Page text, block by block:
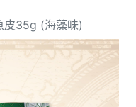
皮35g (海藻味)